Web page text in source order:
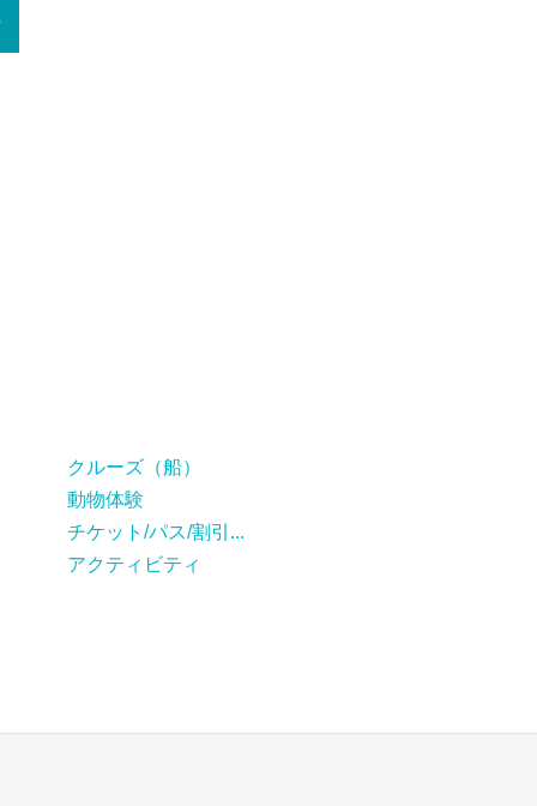
クルーズ（船）
動物体験
チケット/パス/割引...
アクティビティ